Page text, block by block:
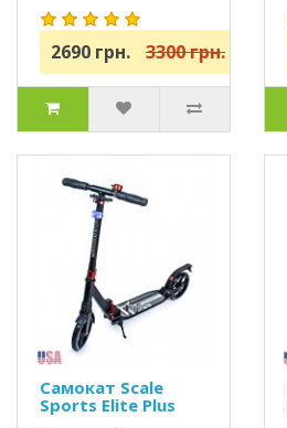
до 100 кг
2690 грн. 3300 грн.
Самокат Scale
Sports Elite Plus